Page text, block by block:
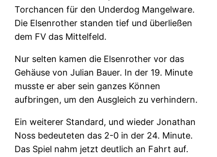
Torchancen für den Underdog Mangelware.
Die Elsenrother standen tief und überließen
dem FV das Mittelfeld.
Nur selten kamen die Elsenrother vor das
Gehäuse von Julian Bauer. In der 19. Minute
musste er aber sein ganzes Können
aufbringen, um den Ausgleich zu verhindern.
Ein weiterer Standard, und wieder Jonathan
Noss bedeuteten das 2-0 in der 24. Minute.
Das Spiel nahm jetzt deutlich an Fahrt auf.